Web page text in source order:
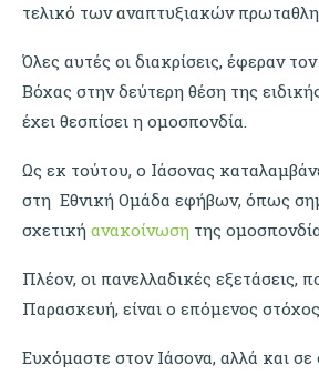
τελικό των αναπτυξιακών
Όλες αυτές οι διακρίσεις, έφεραν
Βόχας στην δεύτερη θέση της
έχει θεσπίσει η ομοσπονδία.
Ως εκ τούτου, ο Ιάσονας
στη Εθνική Ομάδα εφήβων, όπως
σχετική ανακοίνωση της
Πλέον, οι πανελλαδικές εξετάσεις,
Παρασκευή, είναι ο επόμενος
Ευχόμαστε στον Ιάσονα, αλλά και σε